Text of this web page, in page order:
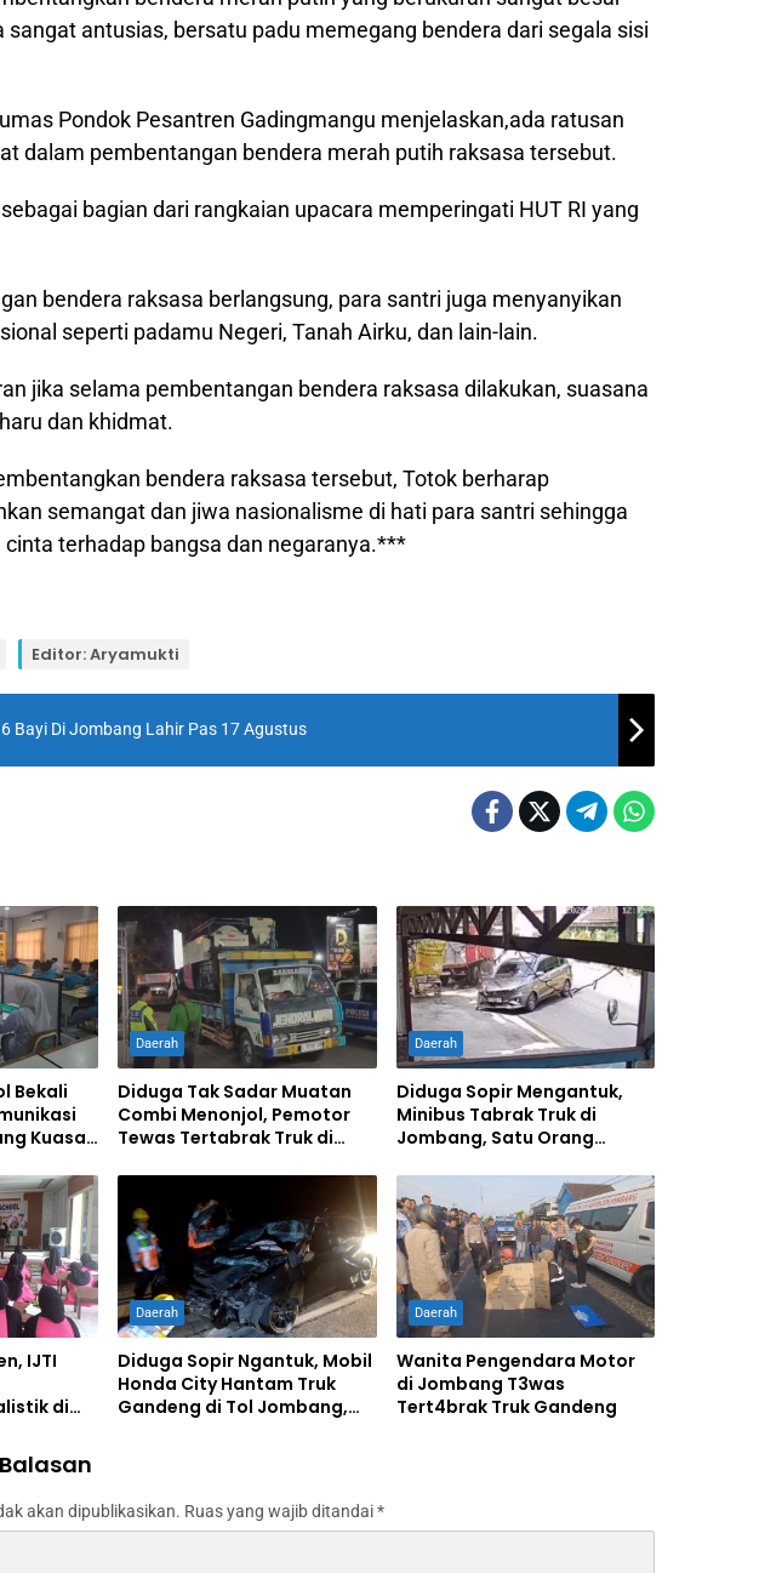
sangat antusias, bersatu padu memegang bendera dari segala sisi
Pondok Pesantren Gadingmangu menjelaskan,ada ratusan
dalam pembentangan bendera merah putih raksasa tersebut.
bagian dari rangkaian upacara memperingati HUT RI yang
bendera raksasa berlangsung, para santri juga menyanyikan
seperti padamu Negeri, Tanah Airku, dan lain-lain.
jika selama pembentangan bendera raksasa dilakukan, suasana
dan khidmat.
bendera raksasa tersebut, Totok berharap
semangat dan jiwa nasionalisme di hati para santri sehingga
terhadap bangsa dan negaranya.***
Editor: Aryamukti
Bayi Di Jombang Lahir Pas 17 Agustus
Bekali
Kuasai
Daerah
Diduga Tak Sadar Muatan
Combi Menonjol, Pemotor
Tewas Tertabrak Truk di
Daerah
Diduga Sopir Mengantuk,
Minibus Tabrak Truk di
Jombang, Satu Orang
IJTI
di
Daerah
Diduga Sopir Ngantuk, Mobil
Honda City Hantam Truk
Gandeng di Tol Jombang,
Daerah
Wanita Pengendara Motor
di Jombang T3was
Tert4brak Truk Gandeng
akan dipublikasikan. Ruas yang wajib ditandai*